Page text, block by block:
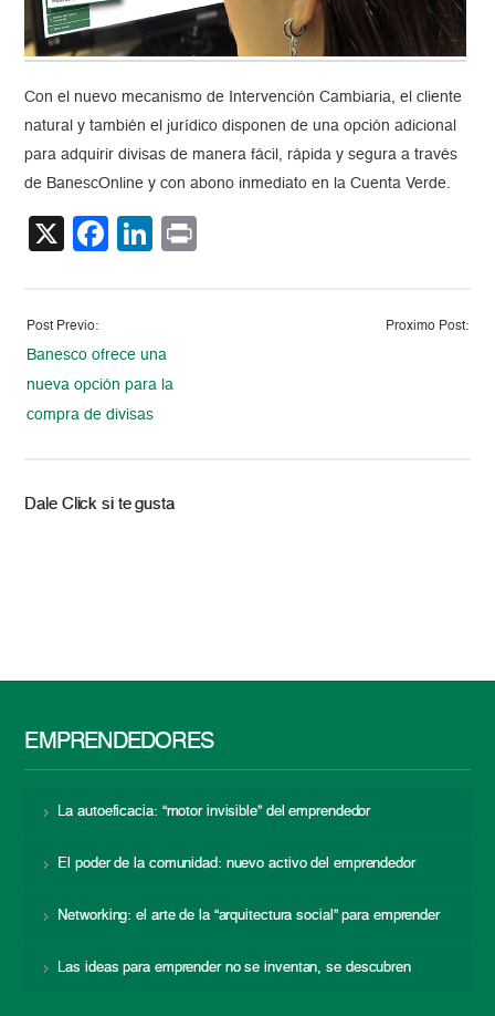
Con el nuevo mecanismo de Intervención Cambiaria, el cliente
natural y también el jurídico disponen de una opción adicional
para adquirir divisas de manera fácil, rápida y segura a través
de BanescOnline y con abono inmediato en la Cuenta Verde.
X Facebook
LinkedIn
Post Previo:
Banesco ofrece una
nueva opción para la
compra de divisas
Proximo Post:
Dale Click si te gusta
EMPRENDEDORES
La autoeficacia: “motor invisible” del emprendedor
El poder de la comunidad: nuevo activo del emprendedor
Networking: el arte de la “arquitectura social” para emprender
Las ideas para emprender no se inventan, se descubren